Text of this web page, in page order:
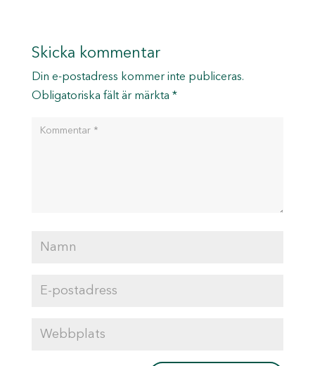
Skicka kommentar
Din e-postadress kommer inte publiceras.
Obligatoriska fält är märkta *